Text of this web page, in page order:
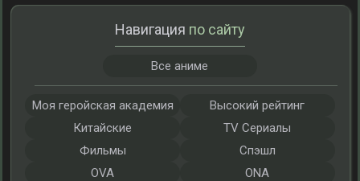
Навигация по сайту
Все аниме
Моя геройская академия
Высокий рейтинг
Китайские
TV Сериалы
Фильмы
Спэшл
OVA
ONA